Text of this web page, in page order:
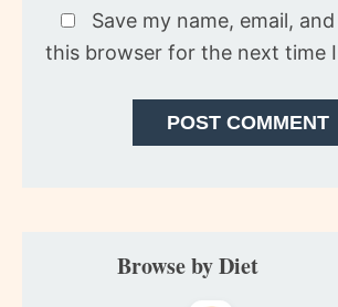
Save my name, email,
this browser for the next time
Primary
SidebarBrowse by Diet